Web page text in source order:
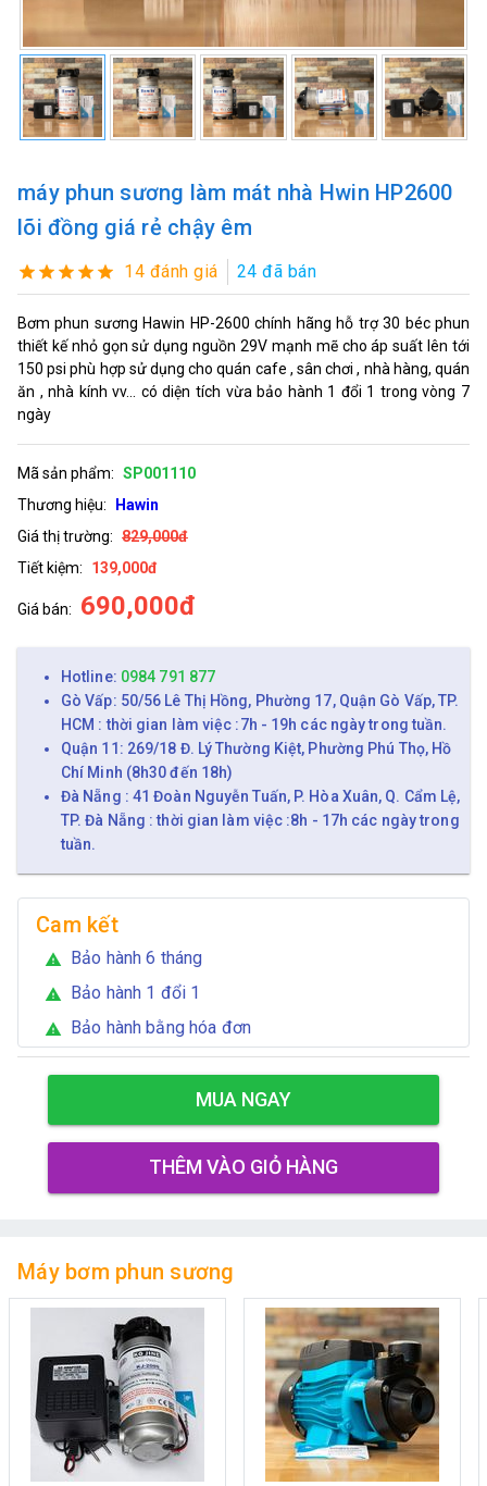
máy phun sương làm mát nhà Hwin HP2600
lõi đồng giá rẻ chậy êm
14 đánh giá 24 đã bán
Bơm phun sương Hawin HP-2600 chính hãng hỗ trợ 30 béc phun
thiết kế nhỏ gọn sử dụng nguồn 29V mạnh mẽ cho áp suất lên tới
150 psi phù hợp sử dụng cho quán cafe , sân chơi , nhà hàng, quán
ăn , nhà kính vv... có diện tích vừa bảo hành 1 đổi 1 trong vòng 7
ngày
Mã sản phẩm: SP001110
Thương hiệu:
Hawin
Giá thị trường: 829,000đ
Tiết kiệm:
139,000đ
Giá bán: 690,000đ
Hotline: 0984 791 877
Gò Vấp: 50/56 Lê Thị Hồng, Phường 17, Quận Gò Vấp, TP.
HCM : thời gian làm việc :7h - 19h các ngày trong tuần.
Quận 11: 269/18 Đ. Lý Thường Kiệt, Phường Phú Thọ, Hồ
Chí Minh (8h30 đến 18h)
Đà Nẵng : 41 Đoàn Nguyễn Tuấn, P. Hòa Xuân, Q. Cẩm Lệ,
TP. Đà Nẵng : thời gian làm việc :8h - 17h các ngày trong
tuần.
Cam kết
warning Bảo hành 6 tháng
warning Bảo hành 1 đổi 1
warning Bảo hành bằng hóa đơn
MUA NGAY
THÊM VÀO GIỎ HÀNG
Máy bơm phun sương